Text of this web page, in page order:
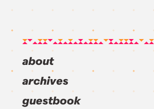
about
archives
guestbook